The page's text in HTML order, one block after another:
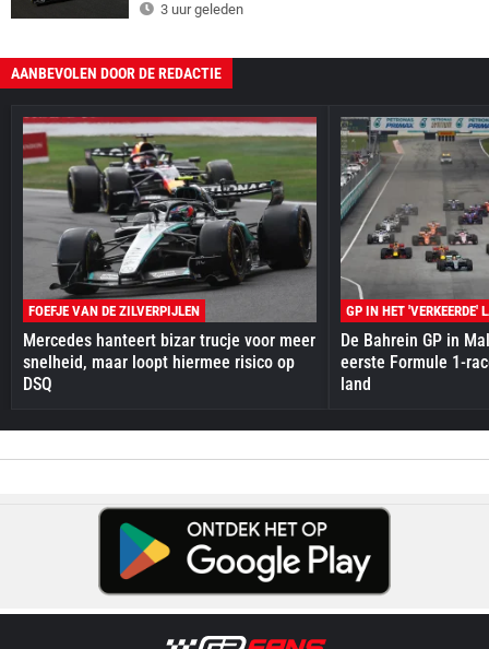
3 uur geleden
AANBEVOLEN DOOR DE REDACTIE
FOEFJE VAN DE ZILVERPIJLEN
Mercedes hanteert bizar trucje voor meer
snelheid, maar loopt hiermee risico op
DSQ
GP IN HET 'VERKEERDE'
De Bahrein GP in
eerste Formule 1-
land